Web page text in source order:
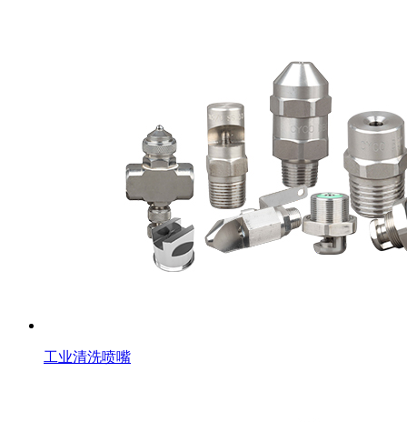
工业清洗喷嘴